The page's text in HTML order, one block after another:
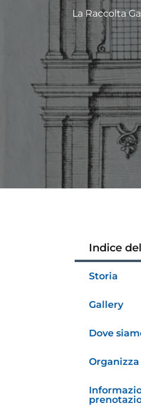
La Raccolta
Indice
Storia
Gallery
Dove